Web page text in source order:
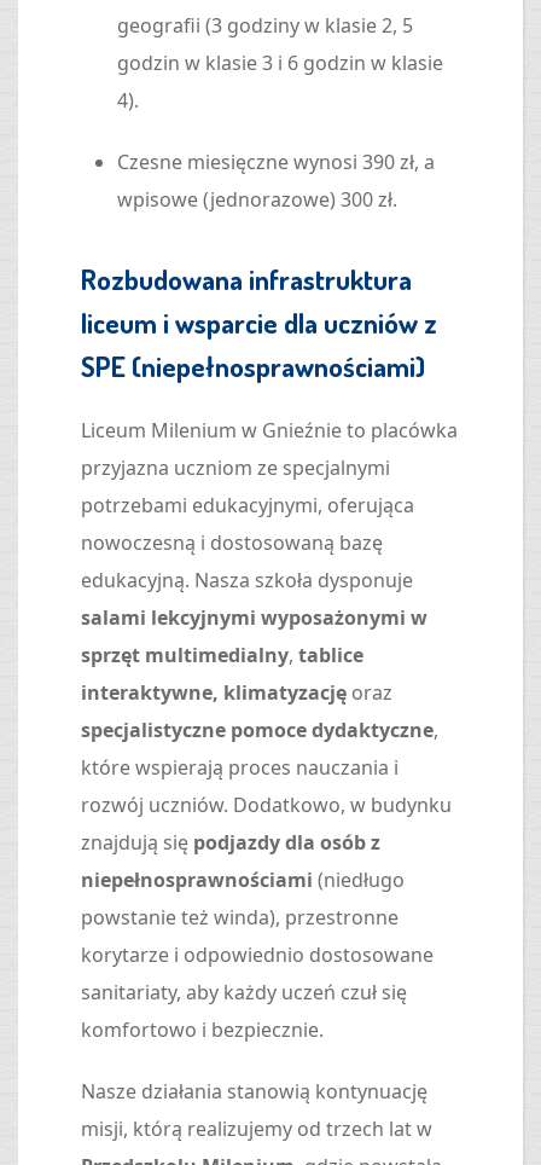
geografii (3 godziny w klasie 2, 5
godzin w klasie 3 i 6 godzin w klasie
4).
Czesne miesięczne wynosi 390 zł, a
wpisowe (jednorazowe) 300 zł.
Rozbudowana infrastruktura
liceum i wsparcie dla uczniów z
SPE (niepełnosprawnościami)
Liceum Milenium w Gnieźnie to placówka
przyjazna uczniom ze specjalnymi
potrzebami edukacyjnymi, oferująca
nowoczesną i dostosowaną bazę
edukacyjną. Nasza szkoła dysponuje
salami lekcyjnymi wyposażonymi w
sprzęt multimedialny, tablice
interaktywne, klimatyzację oraz
specjalistyczne pomoce dydaktyczne,
które wspierają proces nauczania i
rozwój uczniów. Dodatkowo, w budynku
znajdują się podjazdy dla osób z
niepełnosprawnościami (niedługo
powstanie też winda), przestronne
korytarze i odpowiednio dostosowane
sanitariaty, aby każdy uczeń czuł się
komfortowo i bezpiecznie.
Nasze działania stanowią kontynuację
misji, którą realizujemy od trzech lat w